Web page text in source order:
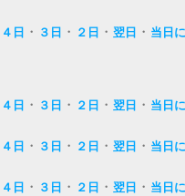
４日 ・ ３日 ・ ２日 ・ 翌日 ・ 当日
４日 ・ ３日 ・ ２日 ・ 翌日 ・ 当日
４日 ・ ３日 ・ ２日 ・ 翌日 ・ 当日
４日 ・ ３日 ・ ２日 ・ 翌日 ・ 当日